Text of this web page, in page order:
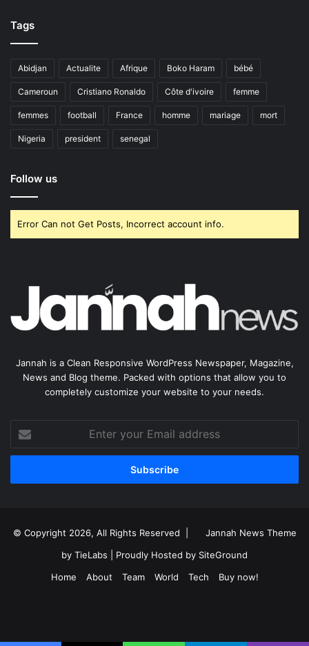
Tags
Abidjan Actualite Afrique Boko Haram bébé
Cameroun Cristiano Ronaldo Côte d'ivoire femme
femmes football France homme mariage mort
Nigeria president senegal
Follow us
Error Can not Get Posts, Incorrect account info.
Jannah is a Clean Responsive WordPress Newspaper, Magazine,
News and Blog theme. Packed with options that allow you to
completely customize your website to your needs.
your
Email
© Copyright 2026, All Rights Reserved |
Jannah News Theme
by TieLabs | Proudly Hosted by SiteGround
Home
About Team World Tech Buy now!